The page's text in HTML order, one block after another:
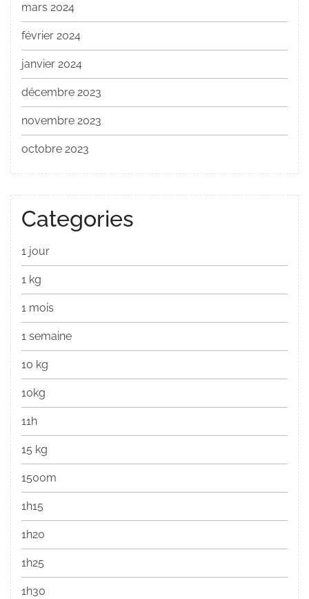
mars 2024
février 2024
janvier 2024
décembre 2023
novembre 2023
octobre 2023
Categories
1 jour
1 kg
1 mois
1 semaine
10 kg
10kg
11h
15 kg
1500m
1h15
1h20
1h25
1h30